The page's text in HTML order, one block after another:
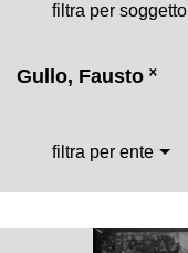
filtra per soggetto
Gullo, Fausto ˟
filtra per ente